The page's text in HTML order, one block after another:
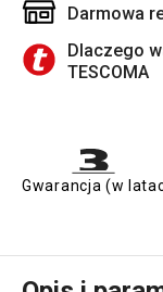
Darmowa
Dlaczego
TESCOMA
Gwarancja (w